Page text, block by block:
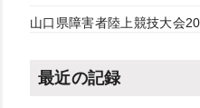
山口県障害者陸上競技大会
最近の記録